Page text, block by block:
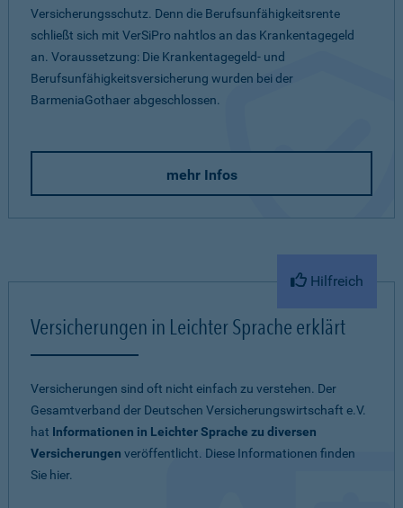
Versicherungsschutz. Denn die Berufsunfähigkeitsrente
schließt sich mit VerSiPro nahtlos an das Krankentagegeld
an. Voraussetzung: Die Krankentagegeld- und
Berufsunfähigkeitsversicherung wurden bei der
BarmeniaGothaer abgeschlossen.
mehr Infos
Hilfreich
Versicherungen in Leichter Sprache erklärt
Versicherungen sind oft nicht einfach zu verstehen. Der
Gesamtverband der Deutschen Versicherungswirtschaft e.V.
hat Informationen in Leichter Sprache zu diversen
Versicherungen veröffentlicht. Diese Informationen finden
Sie hier.